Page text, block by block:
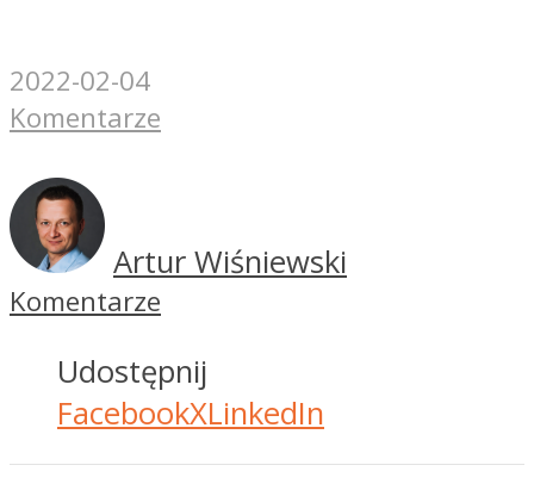
2022-02-04
Komentarze
Artur Wiśniewski
Komentarze
Udostępnij
FacebookXLinkedIn